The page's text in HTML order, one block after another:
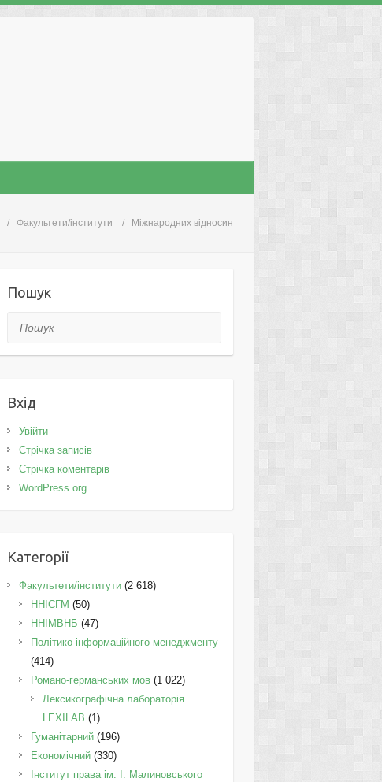
Факультети/інститути Міжнародних відносин
Пошук
Пошук
Вхід
Увійти
Стрічка записів
Стрічка коментарів
WordPress.org
Категорії
Факультети/інститути(2 618)
ННІСГМ (50)
ННІМВНБ (47)
Політико-інформаційного менеджменту
(414)
Романо-германських мов(1 022)
Лексикографічна лабораторія
LEXILAB (1)
Гуманітарний(196)
Економічний(330)
Інститут права ім. І. Малиновського